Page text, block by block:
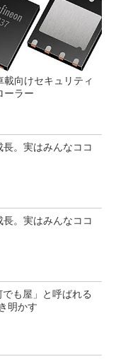
載向けセキュリティ
ーラー
。実はみんなココ
。実はみんなココ
も屋」と呼ばれる
明かす